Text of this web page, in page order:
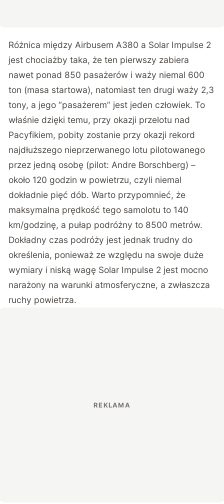
Różnica między Airbusem A380 a Solar Impulse 2
jest chociażby taka, że ten pierwszy zabiera
nawet ponad 850 pasażerów i waży niemal 600
ton (masa startowa), natomiast ten drugi waży 2,3
tony, a jego “pasażerem” jest jeden człowiek. To
właśnie dzięki temu, przy okazji przelotu nad
Pacyfikiem, pobity zostanie przy okazji rekord
najdłuższego nieprzerwanego lotu pilotowanego
przez jedną osobę (pilot: Andre Borschberg) –
około 120 godzin w powietrzu, czyli niemal
dokładnie pięć dób. Warto przypomnieć, że
maksymalna prędkość tego samolotu to 140
km/godzinę, a pułap podróżny to 8500 metrów.
Dokładny czas podróży jest jednak trudny do
określenia, ponieważ ze względu na swoje duże
wymiary i niską wagę Solar Impulse 2 jest mocno
narażony na warunki atmosferyczne, a zwłaszcza
ruchy powietrza.